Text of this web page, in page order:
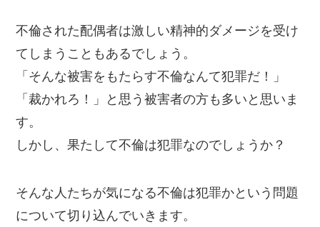
不倫された配偶者は激しい精神的ダメージを受け
てしまうこともあるでしょう。
「そんな被害をもたらす不倫なんて犯罪だ！」
「裁かれろ！」と思う被害者の方も多いと思いま
す。
しかし、果たして不倫は犯罪なのでしょうか？
そんな人たちが気になる不倫は犯罪かという問題
について切り込んでいきます。